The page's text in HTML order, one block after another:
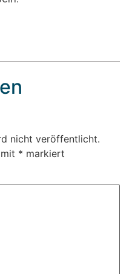
nicht veröffentlicht.
* markiert